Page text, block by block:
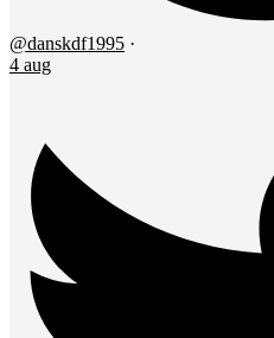
@danskdf1995 ·
4 aug